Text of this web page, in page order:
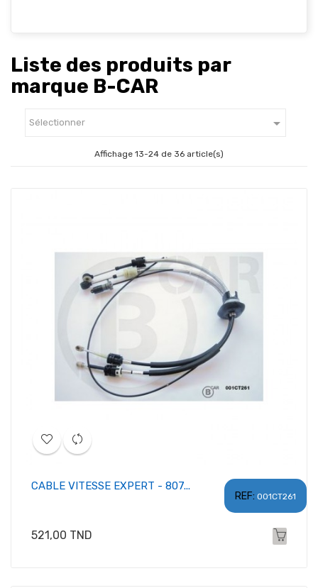
Liste des produits par
marque B-CAR
Sélectionner 
Affichage 13-24 de 36 article(s)
REF: 001CT261
CABLE VITESSE EXPERT - 807...
Prix
521,00 TND